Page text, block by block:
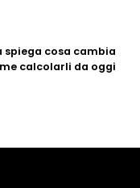
spiega cosa cambia
calcolarli da oggi